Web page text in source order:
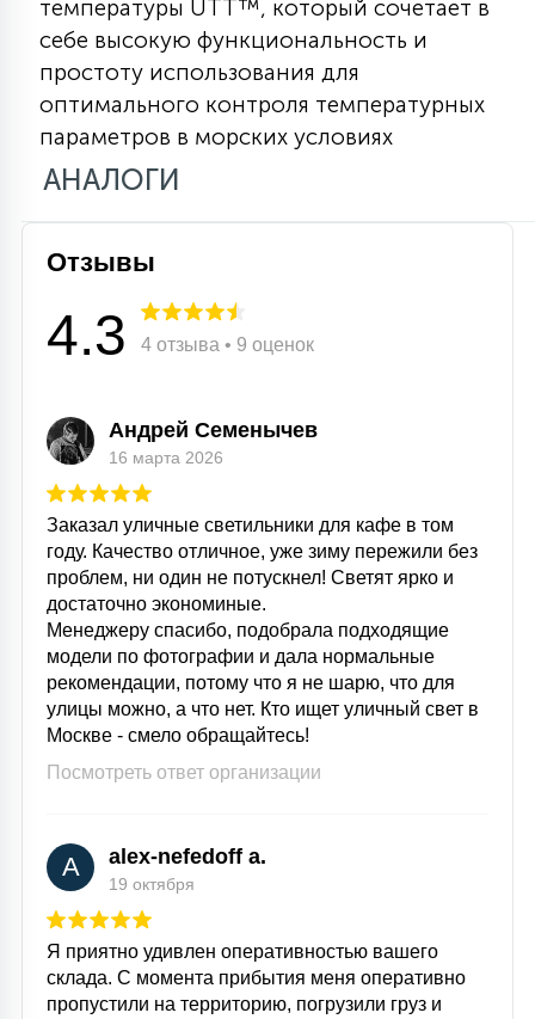
С УПРАВЛЕНИЕМ
АКСЕССУАРЫ
температуры UTT™, который сочетает в
себе высокую функциональность и
простоту использования для
оптимального контроля температурных
параметров в морских условиях
АНАЛОГИ
Отзывы
4.3 4 отзыва • 9 оценок
Андрей Семенычев
16 марта 2026
Заказал уличные светильники для кафе в том
году. Качество отличное, уже зиму пережили без
проблем, ни один не потускнел! Светят ярко и
достаточно экономиные.
Менеджеру спасибо, подобрала подходящие
модели по фотографии и дала нормальные
рекомендации, потому что я не шарю, что для
улицы можно, а что нет. Кто ищет уличный свет в
Москве - смело обращайтесь!
Посмотреть ответ организации
A alex-nefedoff a.
19 октября
Я приятно удивлен оперативностью вашего
склада. С момента прибытия меня оперативно
пропустили на территорию, погрузили груз и